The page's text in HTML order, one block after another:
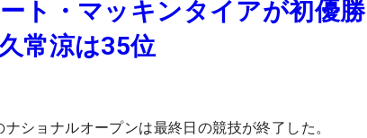
ト・マッキンタイアが初優
常涼は35位
ナショナルオープンは最終日の競技が終了した。